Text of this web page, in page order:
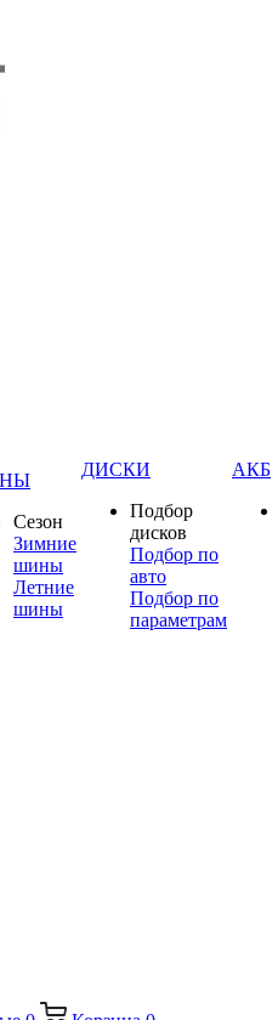
Сезон
Зимние
шины
Летние
шины
ДИСКИ
Подбор
дисков
Подбор по
авто
Подбор по
параметрам
АКБ